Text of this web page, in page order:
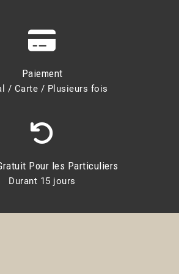
Paiement
/ Carte / Plusieurs fois
Pour les Particuliers
Durant 15 jours